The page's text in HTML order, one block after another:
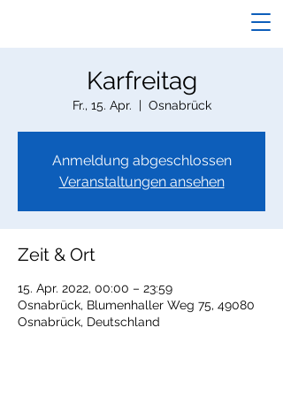
Karfreitag
Fr., 15. Apr.
  |
Osnabrück
Anmeldung abgeschlossen
Veranstaltungen ansehen
Zeit & Ort
15. Apr. 2022, 00:00 – 23:59
Osnabrück, Blumenhaller Weg 75, 49080
Osnabrück, Deutschland